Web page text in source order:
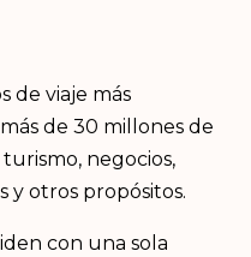
de viaje más
de 30 millones de
negocios,
y otros propósitos.
con una sola